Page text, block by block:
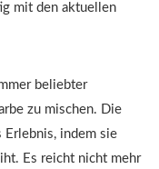
mit den aktuellen
beliebter
zu mischen. Die
indem sie
Es reicht nicht mehr